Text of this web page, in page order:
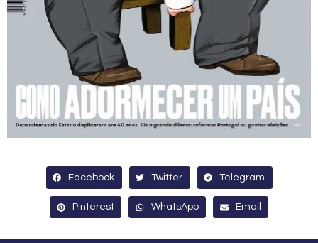
Facebook Twitter Telegram
Pinterest WhatsApp Email